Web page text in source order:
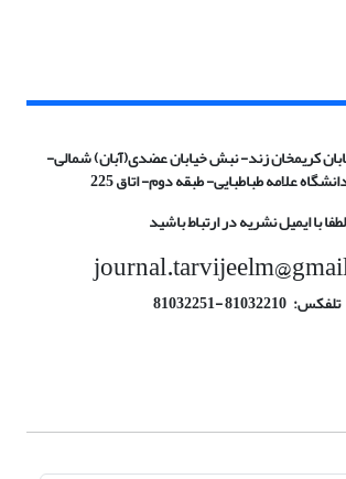
کریم­خان زند- نبش خیابان عضدی(آبان) شمالی-
علامه طباطبایی- طبقه دوم- اتاق 225
لطفا با ایمیل نشریه در ارتباط باشید
تلفکس:
-81032251